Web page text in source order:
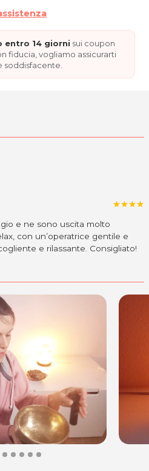
Passons (UD)
entro 14 giorni sui coupon
fiducia, vogliamo assicurarti
soddisfacente.
starstarstarstar
e ne sono uscita molto
con un’operatrice gentile e
e rilassante. Consigliato!